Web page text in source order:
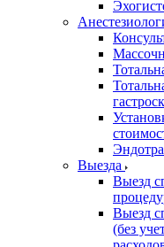
Выезда
Выезд
Выезд
(без